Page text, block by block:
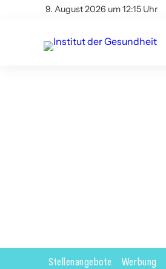
9. August 2026 um 12:15 Uhr
Stellenangebote Werbung